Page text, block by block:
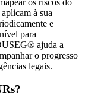
os riscos do
à sua
e
para
ajuda a
o progresso
legais.